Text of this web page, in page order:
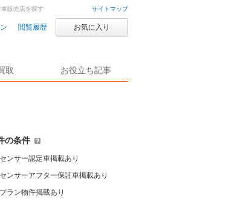
サイトマップ
閲覧履歴 お気に入り
取 お役立ち記事
販売店を探す
の条件
ンサー認定車掲載あり
ンサーアフター保証車掲載あり
ラン物件掲載あり